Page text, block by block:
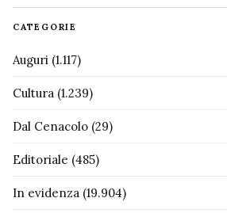
CATEGORIE
Auguri (1.117)
Cultura (1.239)
Dal Cenacolo (29)
Editoriale (485)
In evidenza (19.904)